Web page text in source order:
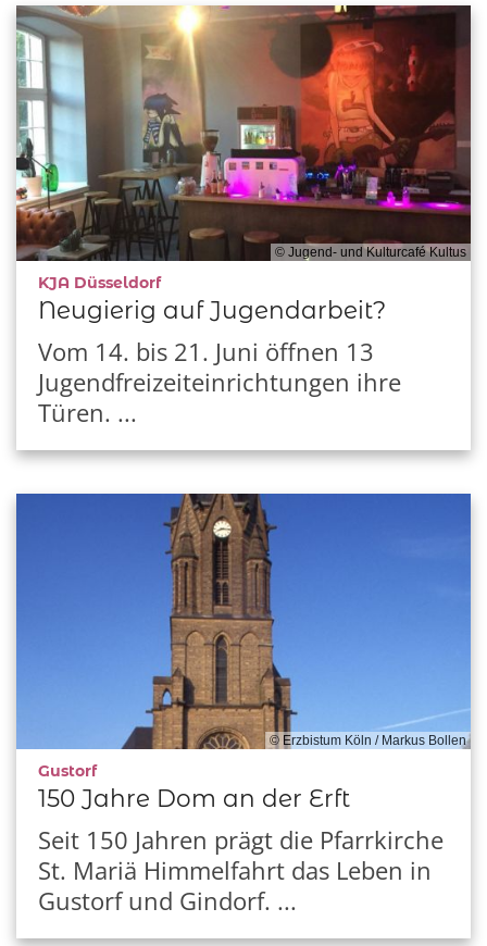
© Jugend- und Kulturcafé Kultus
KJA Düsseldorf:
Neugierig auf Jugendarbeit?
Vom 14. bis 21. Juni öffnen 13
Jugendfreizeiteinrichtungen ihre
Türen. ...
© Erzbistum Köln / Markus Bollen
Gustorf:
150 Jahre Dom an der Erft
Seit 150 Jahren prägt die Pfarrkirche
St. Mariä Himmelfahrt das Leben in
Gustorf und Gindorf. ...